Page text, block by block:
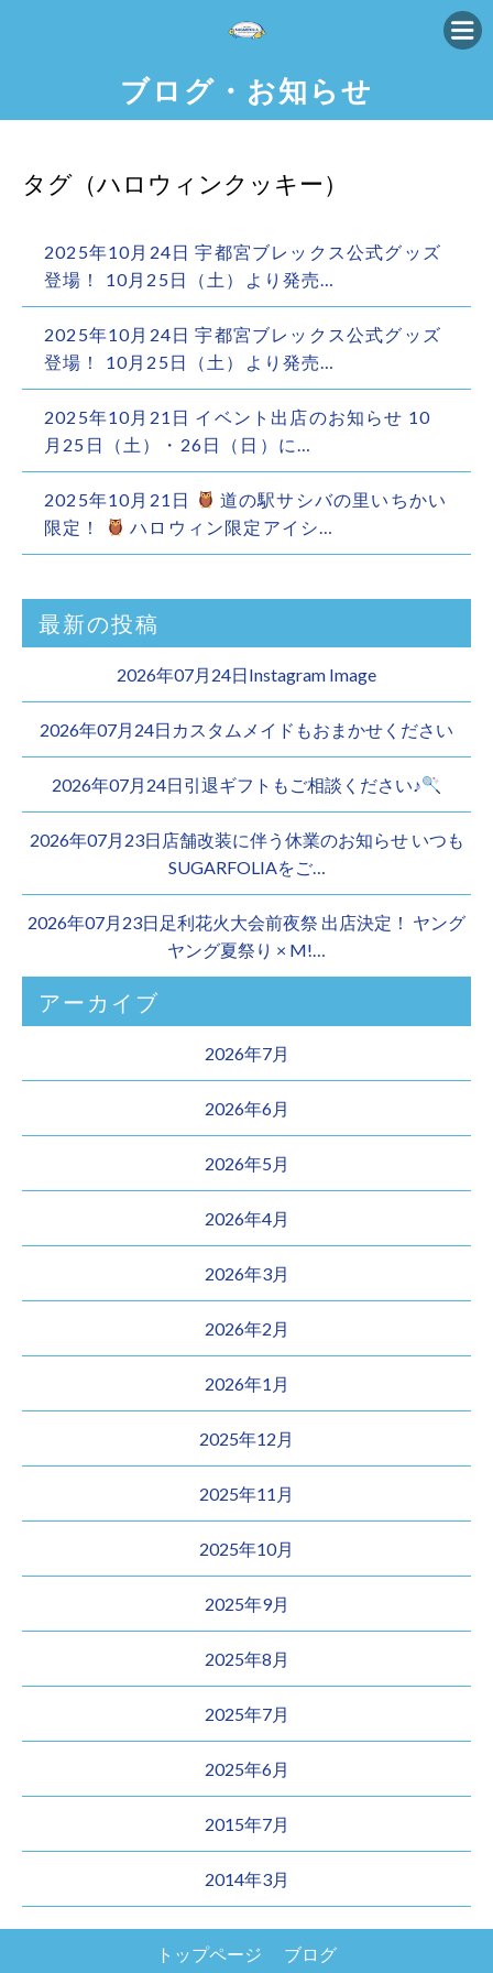
ブログ・お知らせ
タグ（ハロウィンクッキー）
2025年10月24日 宇都宮ブレックス公式グッズ
登場！ 10月25日（土）より発売…
2025年10月24日 宇都宮ブレックス公式グッズ
登場！ 10月25日（土）より発売…
2025年10月21日 イベント出店のお知らせ 10
月25日（土）・26日（日）に…
2025年10月21日
道の駅サシバの里いちかい
限定！
ハロウィン限定アイシ…
最新の投稿
2026年07月24日Instagram Image
2026年07月24日カスタムメイドもおまかせください︎
2026年07月24日引退ギフトもご相談ください♪
2026年07月23日店舗改装に伴う休業のお知らせ いつも
SUGARFOLIAをご…
2026年07月23日足利花火大会前夜祭 出店決定！ ヤング
ヤング夏祭り × M!…
アーカイブ
2026年7月
2026年6月
2026年5月
2026年4月
2026年3月
2026年2月
2026年1月
2025年12月
2025年11月
2025年10月
2025年9月
2025年8月
2025年7月
2025年6月
2015年7月
2014年3月
トップページ ブログ